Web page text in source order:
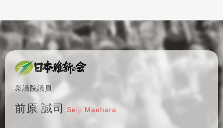
衆議院議員
前原 誠司 Seiji Maehara